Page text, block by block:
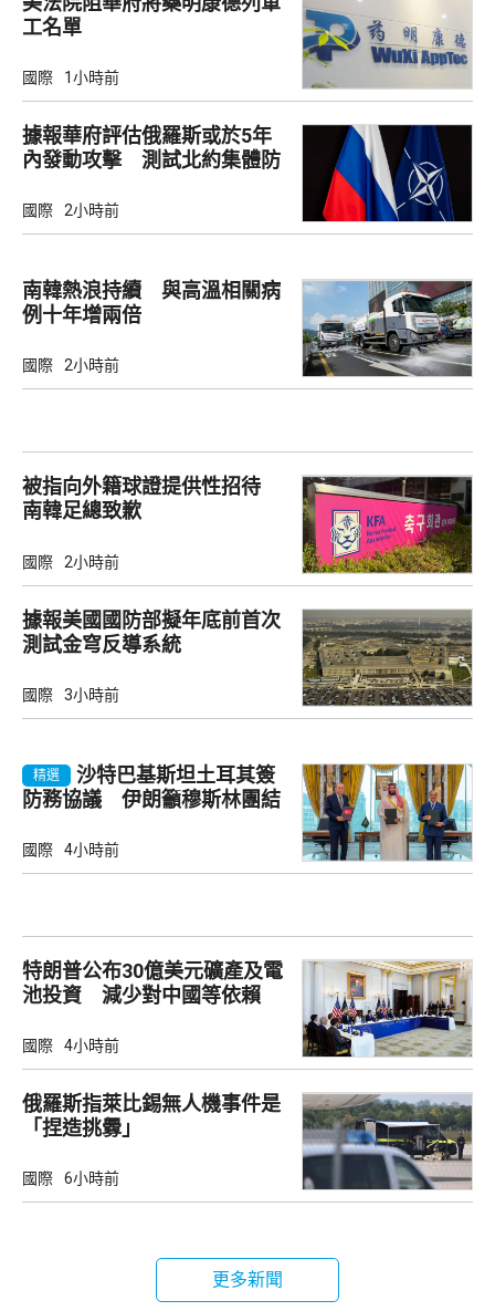
工名單
國際 1小時前
據報華府評估俄羅斯或於5年
內發動攻擊 測試北約集體防
國際 2小時前
南韓熱浪持續 與高溫相關病
例十年增兩倍
國際 2小時前
被指向外籍球證提供性招待
南韓足總致歉
國際 2小時前
據報美國國防部擬年底前首次
測試金穹反導系統
國際 3小時前
精選
沙特巴基斯坦土耳其簽
防務協議 伊朗籲穆斯林團結
國際 4小時前
特朗普公布30億美元礦產及電
池投資 減少對中國等依賴
國際 4小時前
俄羅斯指萊比錫無人機事件是
「捏造挑釁」
國際 6小時前
更多新聞